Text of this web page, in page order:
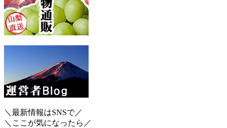
＼最新情報はSNSで／
＼ここが気になったら／